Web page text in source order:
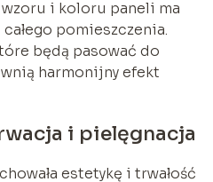
i koloru paneli ma
pomieszczenia.
będą pasować do
harmonijny efekt
i pielęgnacja
estetykę i trwałość